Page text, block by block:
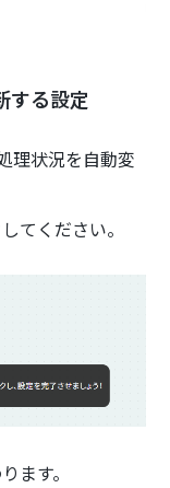
する設定
理状況を自動変
てください。
ます。